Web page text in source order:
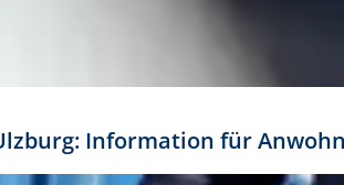
Information für